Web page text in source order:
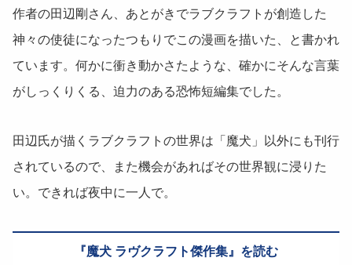
作者の田辺剛さん、あとがきでラブクラフトが創造した
神々の使徒になったつもりでこの漫画を描いた、と書かれ
ています。何かに衝き動かさたような、確かにそんな言葉
がしっくりくる、迫力のある恐怖短編集でした。
田辺氏が描くラブクラフトの世界は「魔犬」以外にも刊行
されているので、また機会があればその世界観に浸りた
い。できれば夜中に一人で。
魔犬 ラヴクラフト傑作集